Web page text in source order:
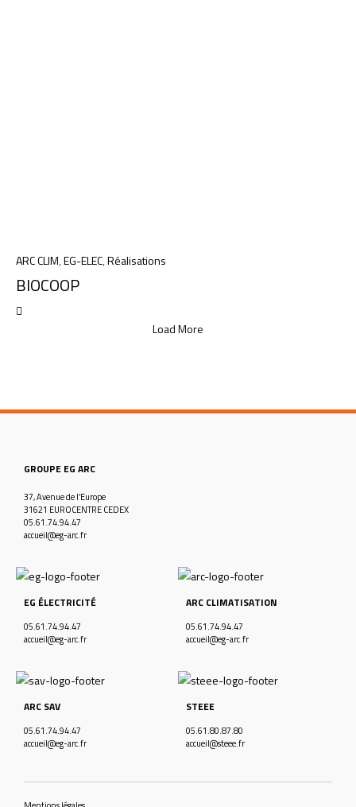
ARC CLIM,EG-ELEC,Réalisations
BIOCOOP
Load More
GROUPE EG ARC
37, Avenue de l’Europe
31621 EUROCENTRE CEDEX
05.61.74.94.47
accueil@eg-arc.fr
EG ÉLECTRICITÉ
05.61.74.94.47
accueil@eg-arc.fr
ARC CLIMATISATION
05.61.74.94.47
accueil@eg-arc.fr
ARC SAV
05.61.74.94.47
accueil@eg-arc.fr
STEEE
05.61.80.87.80
accueil@steee.fr